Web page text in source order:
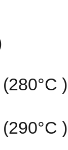
)
)